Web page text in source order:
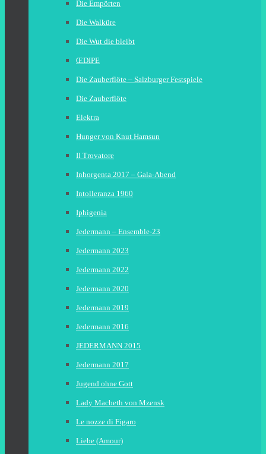
Die Empörten
Die Walküre
Die Wut die bleibt
ŒDIPE
Die Zauberflöte – Salzburger Festspiele
Die Zauberflöte
Elektra
Hunger von Knut Hamsun
Il Trovatore
Inhorgenta 2017 – Gala-Abend
Intolleranza 1960
Iphigenia
Jedermann – Ensemble-23
Jedermann 2023
Jedermann 2022
Jedermann 2020
Jedermann 2019
Jedermann 2016
JEDERMANN 2015
Jedermann 2017
Jugend ohne Gott
Lady Macbeth von Mzensk
Le nozze di Figaro
Liebe (Amour)